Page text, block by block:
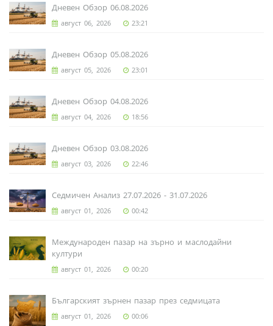
Дневен Обзор 06.08.2026
август 06, 2026 23:21
Дневен Обзор 05.08.2026
август 05, 2026 23:01
Дневен Обзор 04.08.2026
август 04, 2026 18:56
Дневен Обзор 03.08.2026
август 03, 2026 22:46
Седмичен Анализ 27.07.2026 - 31.07.2026
август 01, 2026 00:42
Международен пазар на зърно и маслодайни
култури
август 01, 2026 00:20
Българският зърнен пазар през седмицата
август 01, 2026 00:06